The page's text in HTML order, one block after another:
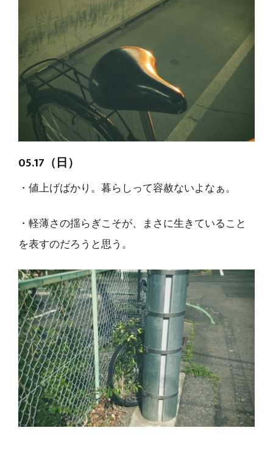
05.17（日）
・値上げばかり。暮らしって容赦ないよなぁ。
・軽薄さの揺らぎこそが、まさに生きていること
を表すのだろうと思う。